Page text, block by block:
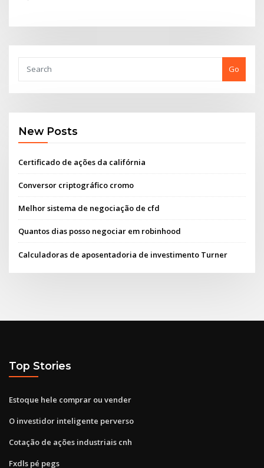
Go
New Posts
Certificado de ações da califórnia
Conversor criptográfico cromo
Melhor sistema de negociação de cfd
Quantos dias posso negociar em robinhood
Calculadoras de aposentadoria de investimento Turner
Top Stories
Estoque hele comprar ou vender
O investidor inteligente perverso
Cotação de ações industriais cnh
Fxdls pé pegs